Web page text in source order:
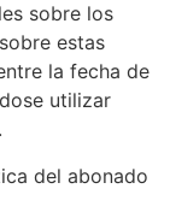
sobre los
estas
la fecha de
utilizar
del abonado